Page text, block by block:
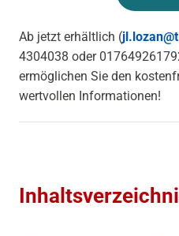
Ab jetzt erhältlich (
4304038 oder
ermöglichen Sie den
wertvollen Informationen!